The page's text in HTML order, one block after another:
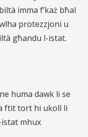
imma f’każ bħal
protezzjoni u
għandu l-istat.
huma dawk li se
ftit tort hi ukoll li
mhux